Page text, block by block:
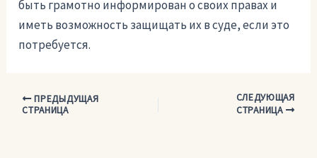
быть грамотно информирован о своих правах и
иметь возможность защищать их в суде, если это
потребуется.
Навигация
ПРЕДЫДУЩАЯ
СТРАНИЦА
СЛЕДУЮЩАЯ
СТРАНИЦА